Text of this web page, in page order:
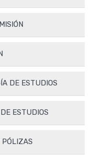
DE ESTUDIOS
ESTUDIOS
PÓLIZAS